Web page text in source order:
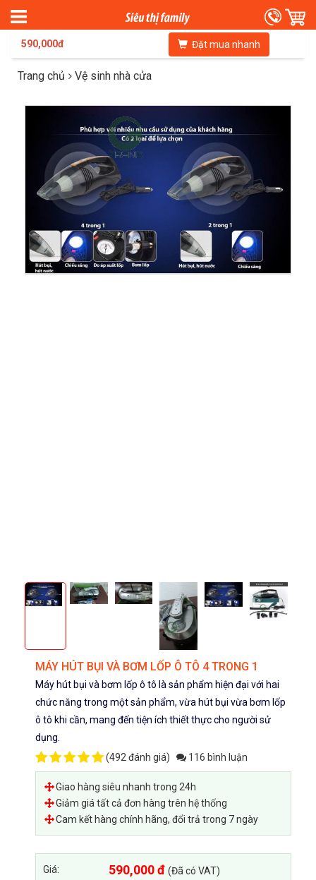
590,000đ Đặt mua nhanh
Trang chủ Vệ sinh nhà cửa
MÁY HÚT BỤI VÀ BƠM LỐP Ô TÔ 4 TRONG 1
Máy hút bụi và bơm lốp ô tô là sản phẩm hiện đại với hai
chức năng trong một sản phẩm, vừa hút bụi vừa bơm lốp
ô tô khi cần, mang đến tiện ích thiết thực cho người sử
dụng.
(492 đánh giá) 116 bình luận
Giao hàng siêu nhanh trong 24h
Giảm giá tất cả đơn hàng trên hệ thống
Cam kết hàng chính hãng, đổi trả trong 7 ngày
Giá: 590,000 đ (Đã có VAT)